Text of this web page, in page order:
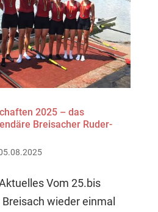
2025 – das
Breisacher Ruder-
Vom 25.bis
wieder einmal